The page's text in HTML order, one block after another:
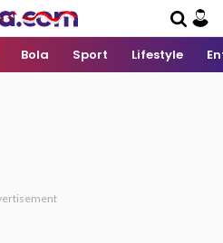
Bola Sport Lifestyle